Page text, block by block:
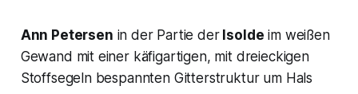
Ann Petersen in der Partie derIsolde im weißen
Gewand mit einer käfigartigen, mit dreieckigen
Stoffsegeln bespannten Gitterstruktur um Hals